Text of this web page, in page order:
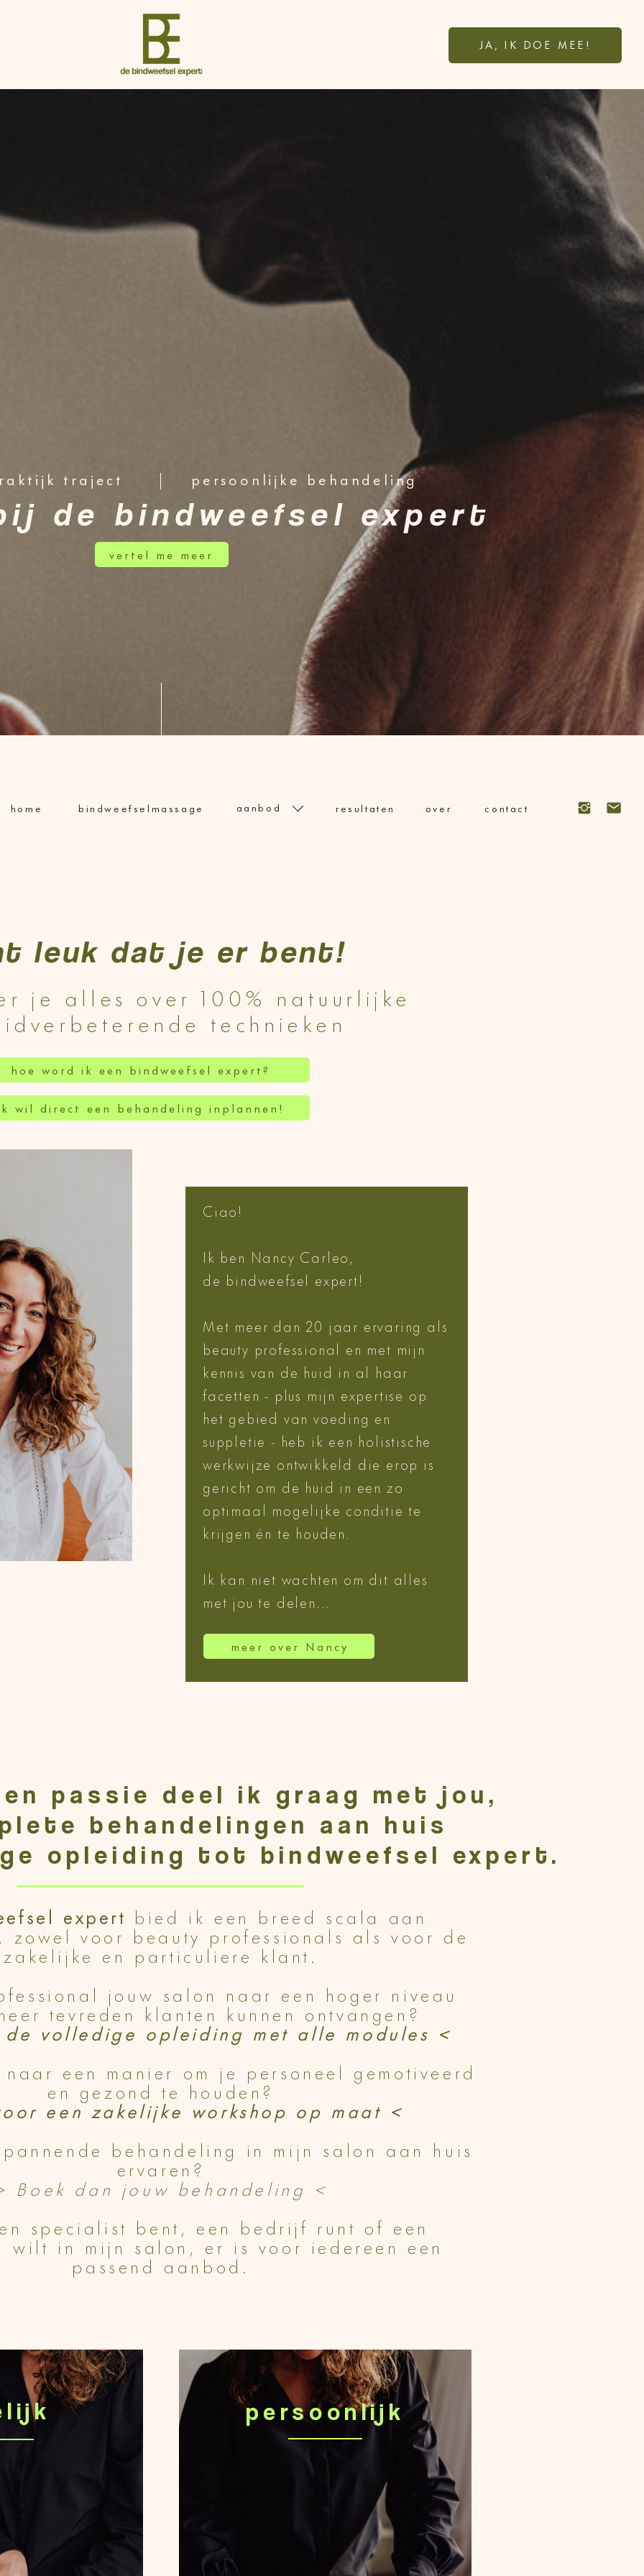
JA, IK DOE MEE!
de bindweefsel expert
vertel me meer
traject persoonlijke behandeling
contact
over
resultaten
aanbod
bindweefselmassage
home
je alles over 100% natuurlijke
technieken
leuk dat je er bent!
Ciao!
Ik ben Nancy Carleo,
de bindweefsel expert!
Met meer dan 20 jaar ervaring als
beauty professional en met mijn
kennis van de huid in al haar
facetten - plus mijn expertise op
het gebied van voeding en
suppletie - heb ik een holistische
werkwijze ontwikkeld die erop is
gericht om de huid in een zo
optimaal mogelijke conditie te
krijgen én te houden.
Ik kan niet wachten om dit alles
met jou te delen...
meer over Nancy
hoe word ik een bindweefsel expert?
wil direct een behandeling inplannen!
persoonlijk
expert bied ik een breed scala aan
zowel voor beauty professionals als voor de
zakelijke en particuliere klant.
jouw salon naar een hoger niveau
tevreden klanten kunnen ontvangen?
volledige opleiding met alle modules <
een manier om je personeel gemotiveerd
en gezond te houden?
een zakelijke workshop op maat <
behandeling in mijn salon aan huis
ervaren?
Boek dan jouw behandeling <
specialist bent, een bedrijf runt of een
wilt in mijn salon, er is voor iedereen een
passend aanbod.
passie deel ik graag met jou,
behandelingen aan huis
opleiding tot bindweefsel expert.